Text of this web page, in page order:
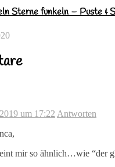
Sterne funkeln – Puste &
um 17:22 Antworten
mir so ähnlich…wie “der